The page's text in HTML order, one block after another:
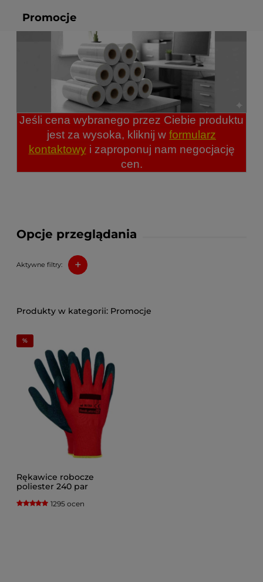
Promocje
Jeśli cena wybranego przez Ciebie produktu
jest za wysoka, kliknij w formularz
kontaktowyi zaproponuj nam negocjację
cen.
Opcje przeglądania
Aktywne filtry: +
Promocje
Rękawice robocze
poliester 240 par
1295 ocen